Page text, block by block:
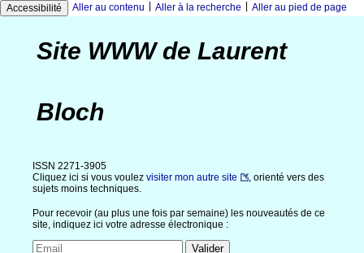
Accessibilité Aller au contenu Aller à la recherche Aller au pied de page
Site WWW de Laurent
Bloch
ISSN 2271-3905
Cliquez ici si vous voulez visiter mon autre site
, orienté vers des
sujets moins techniques.
Pour recevoir (au plus une fois par semaine) les nouveautés de ce
site, indiquez ici votre adresse électronique :